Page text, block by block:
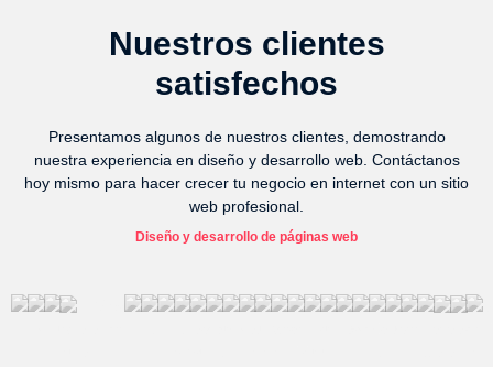
Nuestros clientes
satisfechos
Presentamos algunos de nuestros clientes, demostrando
nuestra experiencia en diseño y desarrollo web. Contáctanos
hoy mismo para hacer crecer tu negocio en internet con un sitio
web profesional.
Diseño y desarrollo de páginas web